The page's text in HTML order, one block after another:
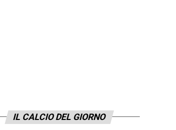
IL CALCIO DEL GIORNO